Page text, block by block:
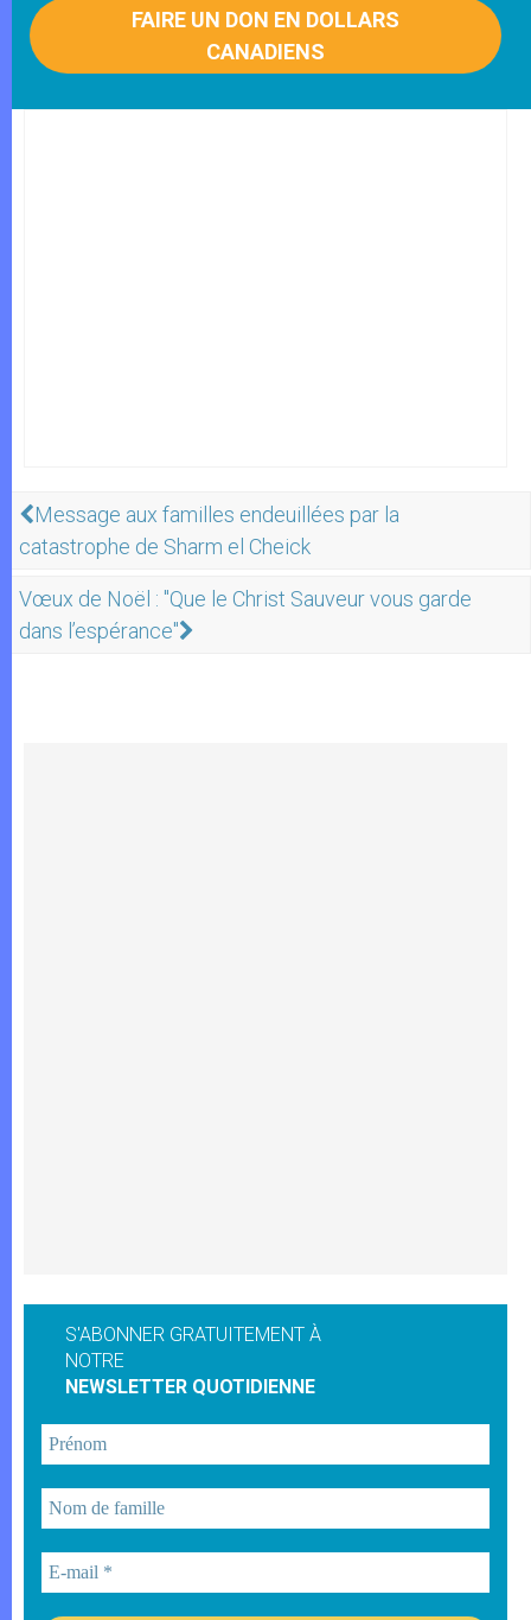
FAIRE UN DON EN DOLLARS
CANADIENS
Message aux familles endeuillées par la
catastrophe de Sharm el Cheick
Vœux de Noël : "Que le Christ Sauveur vous garde
dans l’espérance"
S'ABONNER GRATUITEMENT À
NOTRE
NEWSLETTER QUOTIDIENNE